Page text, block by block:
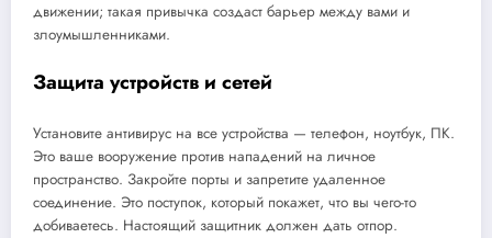
движении; такая привычка создаст барьер между вами и
злоумышленниками.
Защита устройств и сетей
Установите антивирус на все устройства — телефон, ноутбук, ПК.
Это ваше вооружение против нападений на личное
пространство. Закройте порты и запретите удаленное
соединение. Это поступок, который покажет, что вы чего-то
добиваетесь. Настоящий защитник должен дать отпор.